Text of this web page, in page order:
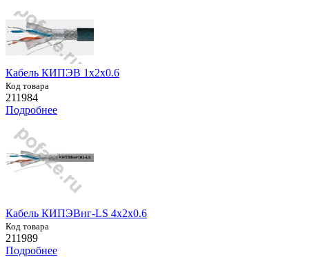
Кабель КИПЭВ 1х2х0.6
Код товара
211984
Подробнее
Кабель КИПЭВнг-LS 4х2х0.6
Код товара
211989
Подробнее